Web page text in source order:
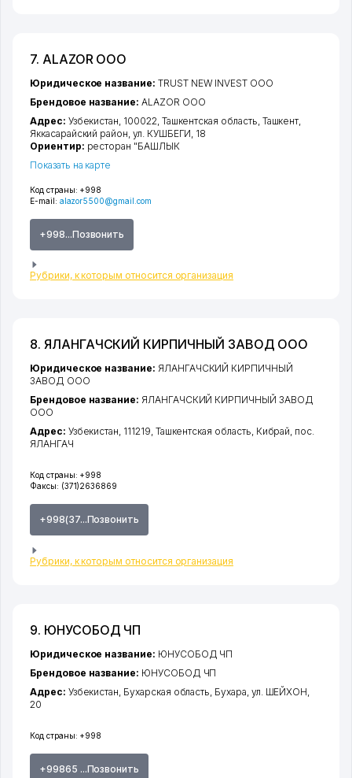
7. ALAZOR ООО
Код страны: +998
E-mail: alazor5500@gmail.com
+998...Позвонить
Рубрики, к которым относится организация
Юридическое название: TRUST NEW INVEST ООО
Брендовое название: ALAZOR ООО
Адрес: Узбекистан, 100022, Ташкентская область, Ташкент,
Яккасарайский район, ул. КУШБЕГИ, 18
Ориентир: ресторан "БАШЛЫК
Показать на карте
8. ЯЛАНГАЧСКИЙ КИРПИЧНЫЙ ЗАВОД ООО
Код страны: +998
Факсы: (371)2636869
+998(37...Позвонить
Рубрики, к которым относится организация
Юридическое название: ЯЛАНГАЧСКИЙ КИРПИЧНЫЙ
ЗАВОД ООО
Брендовое название: ЯЛАНГАЧСКИЙ КИРПИЧНЫЙ ЗАВОД
ООО
Адрес: Узбекистан, 111219, Ташкентская область, Кибрай, пос.
ЯЛАНГАЧ
9. ЮНУСОБОД ЧП
Код страны: +998
+99865 ...Позвонить
Юридическое название: ЮНУСОБОД ЧП
Брендовое название: ЮНУСОБОД ЧП
Адрес: Узбекистан, Бухарская область Бухара ул. ШЕЙХОН
20